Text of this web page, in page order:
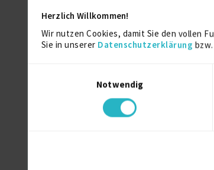
Herzlich Willkommen!
Wir nutzen Cookies, damit Sie den vollen
Sie in unserer Datenschutzerklärung
Notwendig
IT-